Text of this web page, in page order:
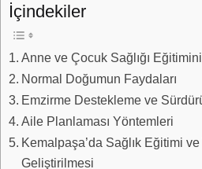
İçindekiler
Anne ve Çocuk Sağlığı
Normal Doğumun Faydaları
Emzirme Destekleme ve
Aile Planlaması Yöntemleri
Kemalpaşa’da Sağlık Eğitimi
Geliştirilmesi